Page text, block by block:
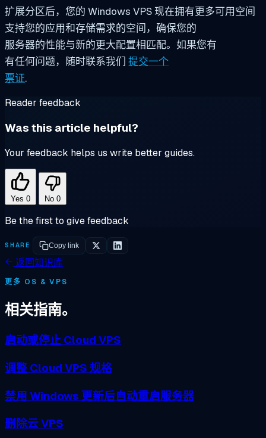
扩展分区后，您的 Windows VPS 现在拥有更多可用空间
支持您的应用和存储需求的空间，确保您的
服务器的性能与新的更大配置相匹配。如果您有
有任何问题，随时联系我们 提交一个
票证.
Reader feedback
Was this article helpful?
Your feedback helps us write better guides.
Yes 0 No 0
Be the first to give feedback
SHARE Copy link
返回知识库
更多 OS & VPS
相关指南。
启动或停止 Cloud VPS
调整 Cloud VPS 规格
禁用 Windows 更新后自动重启服务器
删除云 VPS